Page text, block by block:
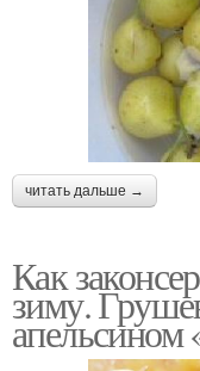
читать дальше →
Как
зиму.